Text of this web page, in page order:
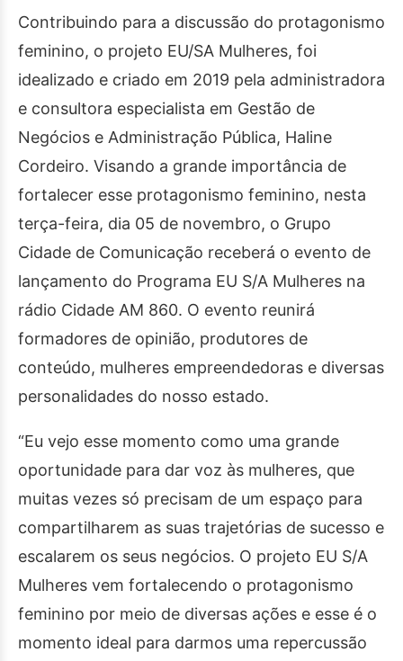
Contribuindo para a discussão do protagonismo
feminino, o projeto EU/SA Mulheres, foi
idealizado e criado em 2019 pela administradora
e consultora especialista em Gestão de
Negócios e Administração Pública, Haline
Cordeiro. Visando a grande importância de
fortalecer esse protagonismo feminino, nesta
terça-feira, dia 05 de novembro, o Grupo
Cidade de Comunicação receberá o evento de
lançamento do Programa EU S/A Mulheres na
rádio Cidade AM 860. O evento reunirá
formadores de opinião, produtores de
conteúdo, mulheres empreendedoras e diversas
personalidades do nosso estado.
“Eu vejo esse momento como uma grande
oportunidade para dar voz às mulheres, que
muitas vezes só precisam de um espaço para
compartilharem as suas trajetórias de sucesso e
escalarem os seus negócios. O projeto EU S/A
Mulheres vem fortalecendo o protagonismo
feminino por meio de diversas ações e esse é o
momento ideal para darmos uma repercussão